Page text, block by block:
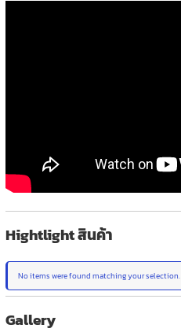
Hightlight สินค้า
No items were found matching your selection.
Gallery